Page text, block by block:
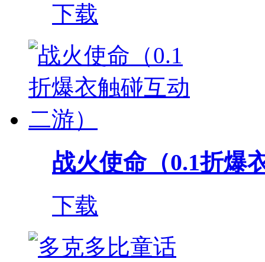
下载
战火使命（0.1折爆
下载